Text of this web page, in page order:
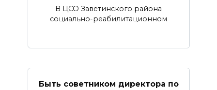
В ЦСО Заветинского района
социально-реабилитационном
Быть советником директора по